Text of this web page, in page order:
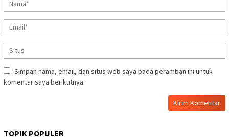
Simpan nama, email, dan situs web saya pada peramban ini untuk
komentar saya berikutnya.
TOPIK POPULER